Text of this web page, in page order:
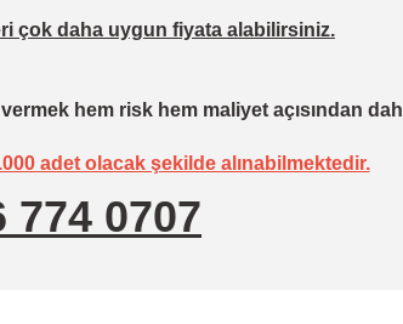
çok daha uygun fiyata alabilirsiniz.
hem risk hem maliyet açısından
adet olacak şekilde alınabilmektedir.
774 0707